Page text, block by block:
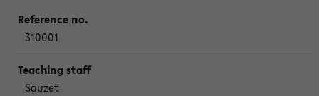
310001
Sauzet